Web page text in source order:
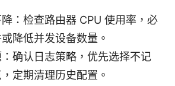
：检查路由器 CPU 使用率，必
降低并发设备数量。
确认日志策略，优先选择不记
定期清理历史配置。